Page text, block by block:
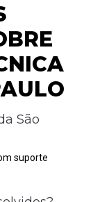
São
suporte